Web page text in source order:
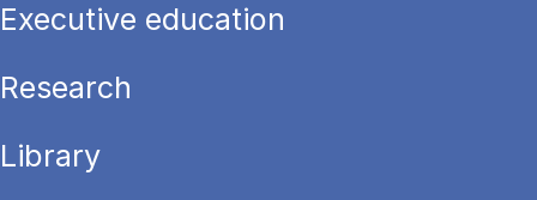
Executive education
Research
Library